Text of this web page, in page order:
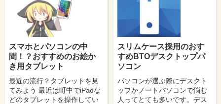
スマホとパソコンの中
間！？おすすめのお絵か
き用タブレット
最近の流行？タブレットを見
てみよう 最近は町中でiPadな
どのタブレットを操作してい
スリムケース採用のおす
すめBTOデスクトップパ
ソコン
パソコンが選ぶ際にデスクト
ップかノートパソコンで悩む
人ってとても多いです。デス